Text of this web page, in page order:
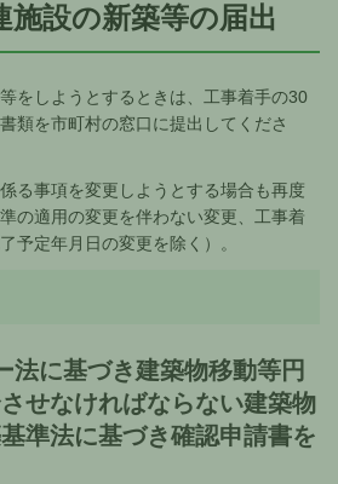
施設の新築等の届出
をしようとするときは、工事着手の30
類を市町村の窓口に提出してくださ
る事項を変更しようとする場合も再度
の適用の変更を伴わない変更、工事着
予定年月日の変更を除く）。
に基づき建築物移動等円
せなければならない建築物
準法に基づき確認申請書を